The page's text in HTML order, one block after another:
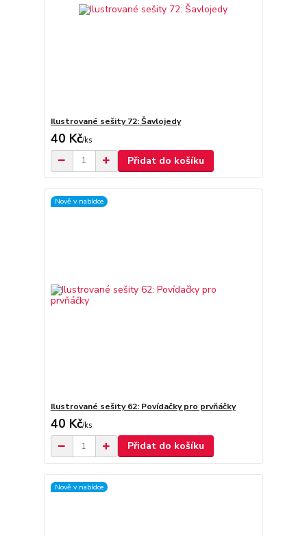
Ilustrované sešity 72: Šavlojedy
40 Kč/ks
Přidat do košíku
Nově v nabídce
Ilustrované sešity 62: Povídačky pro prvňáčky
40 Kč/ks
Přidat do košíku
Nově v nabídce